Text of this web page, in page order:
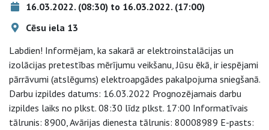
16.03.2022. (08:30) to 16.03.2022. (17:00)
Cēsu iela 13
Labdien! Informējam, ka sakarā ar elektroinstalācijas un
izolācijas pretestības mērījumu veikšanu, Jūsu ēkā, ir iespējami
pārrāvumi (atslēgums) elektroapgādes pakalpojuma sniegšanā.
Darbu izpildes datums: 16.03.2022 Prognozējamais darbu
izpildes laiks no plkst. 08:30 līdz plkst. 17:00 Informatīvais
tālrunis: 8900, Avārijas dienesta tālrunis: 80008989 E-pasts: